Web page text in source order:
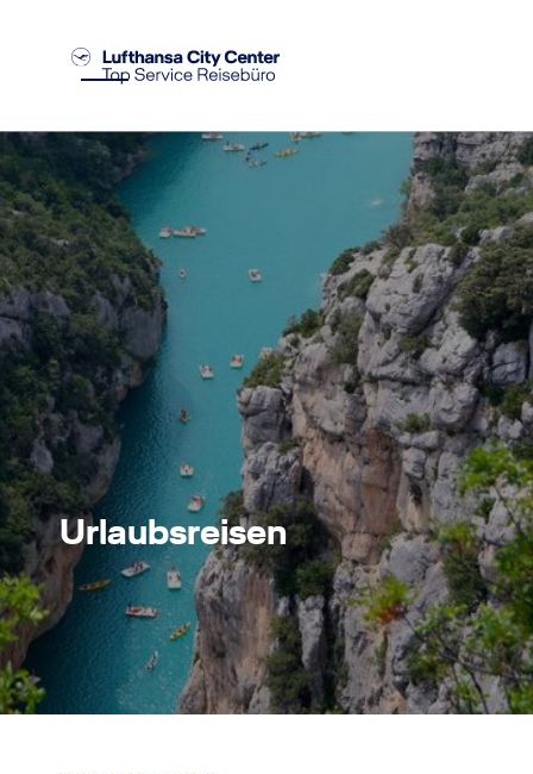
Urlaubsreisen